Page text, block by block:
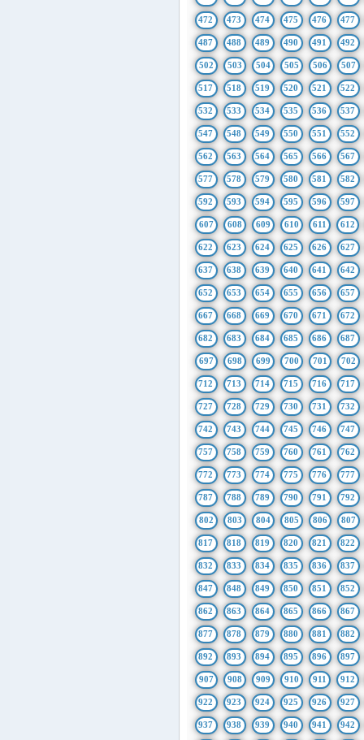
472 473 474 475 476 477
487 488 489 490 491 492
502 503 504 505 506 507
517 518 519 520 521 522
532 533 534 535 536 537
547 548 549 550 551 552
562 563 564 565 566 567
577 578 579 580 581 582
592 593 594 595 596 597
607 608 609 610 611 612
622 623 624 625 626 627
637 638 639 640 641 642
652 653 654 655 656 657
667 668 669 670 671 672
682 683 684 685 686 687
697 698 699 700 701 702
712 713 714 715 716 717
727 728 729 730 731 732
742 743 744 745 746 747
757 758 759 760 761 762
772 773 774 775 776 777
787 788 789 790 791 792
802 803 804 805 806 807
817 818 819 820 821 822
832 833 834 835 836 837
847 848 849 850 851 852
862 863 864 865 866 867
877 878 879 880 881 882
892 893 894 895 896 897
907 908 909 910 911 912
922 923 924 925 926 927
937 938 939 940 941 942